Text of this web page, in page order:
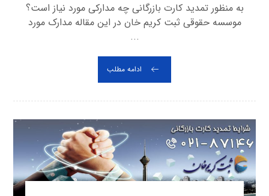
به منظور تمدید کارت بازرگانی چه مدارکی مورد نیاز است؟
موسسه حقوقی ثبت کریم خان در این مقاله مدارک مورد
...
ادامه مطلب